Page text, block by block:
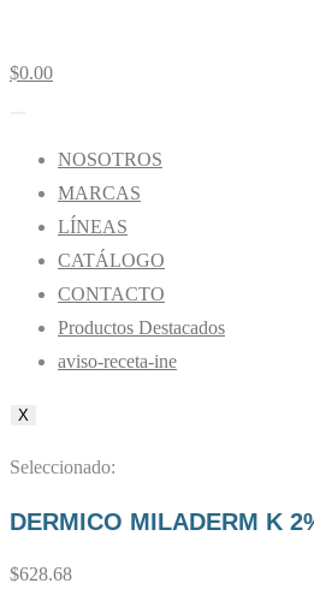
$0.00
NOSOTROS
MARCAS
LÍNEAS
CATÁLOGO
CONTACTO
Productos Destacados
aviso-receta-ine
X
Seleccionado:
DERMICO MILADERM K
$628.68